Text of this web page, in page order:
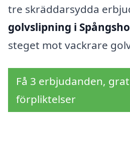
tre skräddarsydda
golvslipning i
steget mot vackrare
Få 3 erbjudanden,
förpliktelser